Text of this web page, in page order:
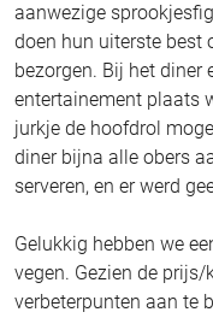
aanwezige
doen hun uiterste best
bezorgen. Bij het
entertainement plaats
jurkje de hoofdrol
diner bijna alle obers
serveren, en er werd
Gelukkig hebben we
vegen. Gezien de
verbeterpunten aan te